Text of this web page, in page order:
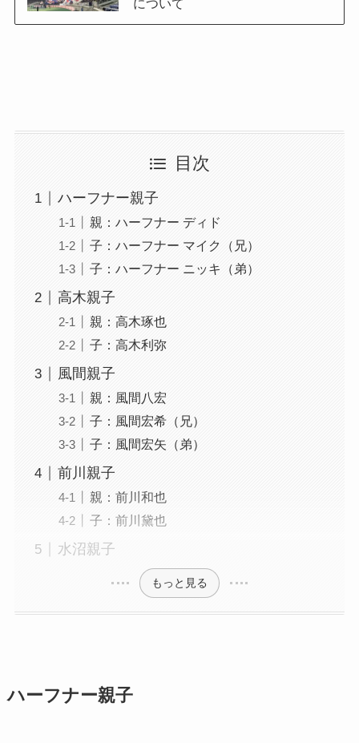
について
目次
ハーフナー親子
親：ハーフナー ディド
子：ハーフナー マイク（兄）
子：ハーフナー ニッキ（弟）
高木親子
親：高木琢也
子：高木利弥
風間親子
親：風間八宏
子：風間宏希（兄）
子：風間宏矢（弟）
前川親子
親：前川和也
子：前川黛也
水沼親子
もっと見る
ハーフナー親子